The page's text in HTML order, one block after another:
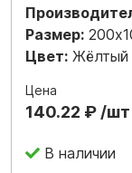
Размер:
Цвет: Жёлтый
Цена
140.22 ₽ /шт
В наличии